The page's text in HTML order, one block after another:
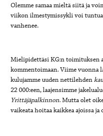
Olemme samaa mieltä siitä ja
viikon ilmestymissykli voi
vanhenee.
Mielipidettäsi KG:n toimituksen
kommentoimaan. Viime vuonna
kulujamme uuden nettilehden
22 000:een, laajensimme
Yrittäjäpalkinnon. Mutta olet
vaikeata hoitaa kaikkea ajoissa ja